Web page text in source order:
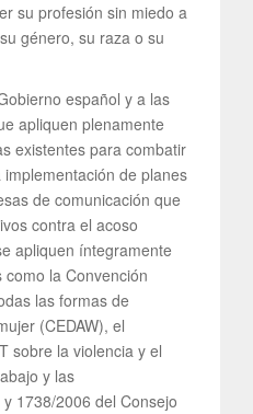
su profesión sin miedo a
género, su raza o su
español y a las
apliquen plenamente
existentes para combatir
de planes
de comunicación que
contra el acoso
apliquen íntegramente
la Convención
las formas de
(CEDAW), el
sobre la violencia y el
y las
1738/2006 del Consejo